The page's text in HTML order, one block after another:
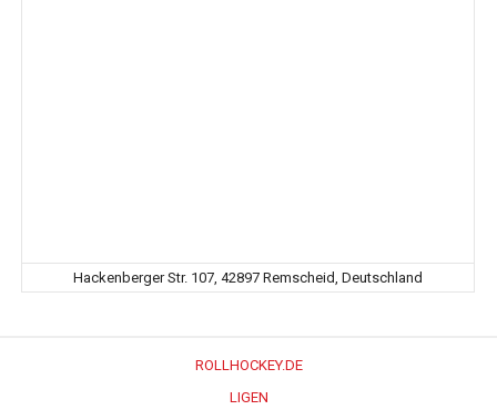
Hackenberger Str. 107, 42897 Remscheid, Deutschland
ROLLHOCKEY.DE
LIGEN